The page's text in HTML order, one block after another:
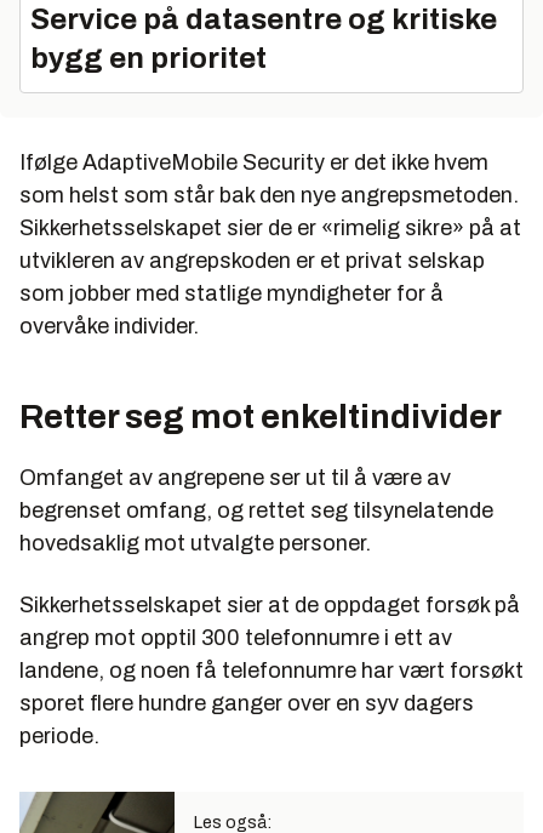
Service på datasentre og kritiske
bygg en prioritet
Ifølge AdaptiveMobile Security er det ikke hvem
som helst som står bak den nye angrepsmetoden.
Sikkerhetsselskapet sier de er «rimelig sikre» på at
utvikleren av angrepskoden er et privat selskap
som jobber med statlige myndigheter for å
overvåke individer.
Retter seg mot enkeltindivider
Omfanget av angrepene ser ut til å være av
begrenset omfang, og rettet seg tilsynelatende
hovedsaklig mot utvalgte personer.
Sikkerhetsselskapet sier at de oppdaget forsøk på
angrep mot opptil 300 telefonnumre i ett av
landene, og noen få telefonnumre har vært forsøkt
sporet flere hundre ganger over en syv dagers
periode.
Les også: